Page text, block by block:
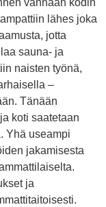
vanhaan kodin
lähes joka
jotta
sauna- ja
naisten työnä,
–
Tänään
koti saatetaan
Yhä useampi
jakamisesta
ja